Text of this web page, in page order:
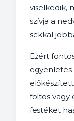
viselkedik,
szívja a
sokkal
Ezért
egyenletes
foltos vagy
festéket